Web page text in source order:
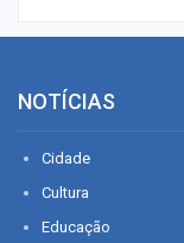
NOTÍCIAS
Cidade
Cultura
Educação